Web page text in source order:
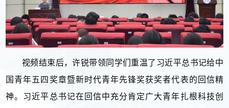
视频结束后，许锐带领同学们重温了习近平总书记给中
国青年五四奖章暨新时代青年先锋奖获奖者代表的回信精
神。习近平总书记在回信中充分肯定广大青年扎根科技创